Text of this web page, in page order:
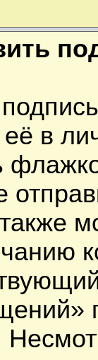
её в